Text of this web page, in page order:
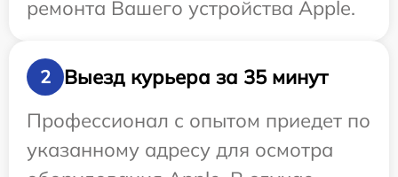
ремонта Вашего устройства Apple.
2
Выезд курьера за 35 минут
Профессионал с опытом приедет по
указанному адресу для осмотра